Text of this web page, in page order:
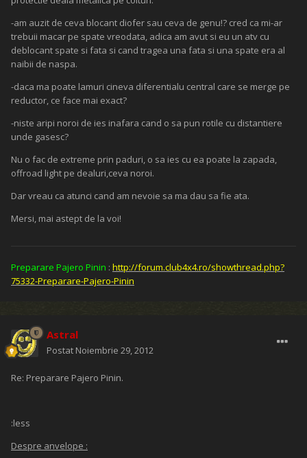
-am auzit de ceva blocant diofer sau ceva de genu!? cred ca mi-ar
trebuii macar pe spate vreodata, adica am avut si eu un atv cu
deblocant spate si fata si cand tragea una fata si una spate era al
naibii de naspa.
-daca ma poate lamuri cineva diferentialu central care se merge pe
reductor, ce face mai exact?
-niste aripi noroi de ies inafara cand o sa pun rotile cu distantiere
unde gasesc?
Nu o fac de extreme prin paduri, o sa ies cu ea poate la zapada,
offroad light pe dealuri,ceva noroi.
Dar vreau ca atunci cand am nevoie sa ma dau sa fie ata.
Mersi, mai astept de la voi!
Preparare Pajero Pinin : http://forum.club4x4.ro/showthread.php?
75332-Preparare-Pajero-Pinin
Astral
Postat Noiembrie 29, 2012
Re: Preparare Pajero Pinin.
:less
Despre anvelope :